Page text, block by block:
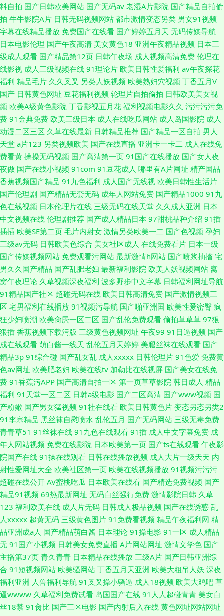
料自拍 国产日韩欧美网站 国产无码av 老湿A片影院 国产精品自拍偷
拍 牛牛影院A片 日韩无码视频网站 都市激情变态另类 男女91视频
字幕在线精品播放 免费国产在线看 国产婷婷五月天 无码传媒导航
日本电影伦理 国产午夜高清 美女黄色18 亚洲午夜精品视频 日本三
级成人观看 国产精品第12页 日韩午夜场 成人视频高清免费 伦理在
线影视 成人三级视频在线 91理论片 欧美日韩性爱福利 av午夜探花
福利 精品毛片 久久叉叉 另类人妖视频 欧美熟妇穴视频 丁香五月V
国产 日韩黄色网址 豆花福利视频 轮理片自拍偷拍 日韩欧美美女视
频 欧美A级黄色影院 丁香影视五月花 福利视频电影久久 污污污污免
费 91金典免费 欧美三级日本 成人在线吃瓜网站 成人岛国影院 成人
动漫二区三区 久草在线最新 日韩精品推荐 国产精品一区自拍 男人
天堂 a片123 另类视频欧美 国产在线直播 亚洲卡一卡二 成人在线免
费看黄 操操无码视频 国产高清第一页 91国产在线播放 国产女人夜
夜做 国产在线小视频 91com 91豆花成人 哪里有A片网址 精产国品
香蕉视频国产精品 91九色福利 成人国产无线视 欧美日韩性生活片
国产伦理剧 国产精品无套无码 成年人网站免费 国产精品1000 91九
色在线视频 日本伦理片在线 三级无码在线天堂 久久成人亚洲 日本
中文视频在线 伦理剧推荐 国产成人精品日本 97甜桃品种介绍 91插
插插 欧美SE第二页 毛片内射女 激情另类欧美一二 国产色视频 孕妇
三级av无码 日韩欧美色综合 美女社区成人 在线免费看片 日本一级
国产传媒视频网站 免费观看污网站 最新激情h网站 国产喷浆抽搐 宅
男久久国产精品 国产乱肥老妇 最新福利影院 欧美人妖视频网站 窝
窝午夜理论 久草视频深夜福利 波多野步中文字幕 日韩福利网址导航
91精品国产社区 超碰无码在线 欧美日韩高清免费 国产激情视频三
区 宅男福利在线播放 91视频污导航 国产啪亚洲国 欧美性爱密臀 疯
狂少妇喷潮 欧美肏屄一区二区 国产乱伦免费观看 偷拍草草草 97狠
狠插 香蕉视频下载污版 三级黄色视频网址 午夜99 91日逼视频 国产
成在线观看 萌白酱一线天 乱伦五月天婷婷 美腿丝袜在线观看 国产
精品3p 91综合碰 国产乱女乱 成人xxxxx 日韩伦理片 91色爱 免费黄
色av网址 欧美肥老妇 欧美在线tv 加勒比在线视屏 国产美女在线免
费 91香蕉污APP 国产高清自拍一区 第一页草草影院 韩日成人 精品
福利 91天堂一区二区 日韩a级电影 国产二区高清 国产www视频 国
产粉嫩 国产男女猛视频 91社在线看 欧美日韩黄色片 变态另态另类2
91李宗精品 黑丝袜自慰喷水 乱伦五月 国产无码网站 三级无毒免费
青青草51 91丝袜在线 91九色在线观看 91插 成人中文字幕免费 成
年人网站视频 免费在线影院 日本欧美第一页 国产ts在线观看 午夜影
院国产在线 91操在线观看 日韩在线播放视频 成人大片一级天天 内
射性爱网址大全 欧美社区第一页 欧美在线视频播放 91视频污污污
超碰在线公开 AV蜜桃吃瓜 日本欧美在线看 国产精选免费视频 国产
精品91视频 69热最新网址 无码白丝强行免费 激情影院日韩 久草
123 福利欧美在线 成人片无码 日韩成人极品视频 国产在线诱惑 乱
人xxxxx 超黄无码 三级黄色图片 91免费看视频 精品午夜福利网 精
品亚洲成a人 国产精品萌白酱 日本理论 91操电影 91一区 成人精品
无 91国产小视频 日韩美女免费直播 A片网站网址 激情文学色 国产
主播第37页 青久青青 日本精品在线播放 三级A片 国产日韩亚洲综
合 91短视频网站 欧美骚网站 丁香五月天亚洲 欧美大粗吊人妖 深夜
福利亚洲 人兽福利导航 91叉叉操小骚逼 成人18视频 欧美大鸡吧 草
逼wwww 久草福利免费试看 岛国国产在线 91人人超碰青青 美女白
丝18禁 91肏比 国产三区电影 国产内射后入在线 黄色网址网站网址